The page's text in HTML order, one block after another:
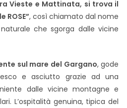
Vieste e Mattinata, si trova il
ROSE”, così chiamato dal nome
che sgorga dalle vicine
sul mare del Gargano, gode
e asciutto grazie ad una
dalle vicine montagne e
L’ospitalità genuina, tipica del